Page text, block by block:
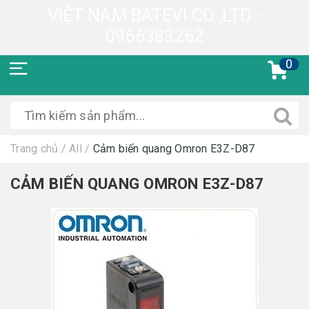
0
Trang chủ / All / Cảm biến quang Omron E3Z-D87
CẢM BIẾN QUANG OMRON E3Z-D87